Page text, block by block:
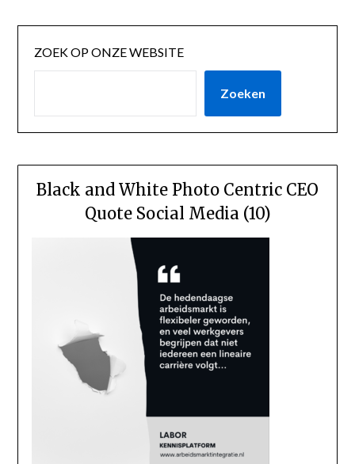
ZOEK OP ONZE WEBSITE
Zoeken
Black and White Photo Centric CEO
Quote Social Media (10)